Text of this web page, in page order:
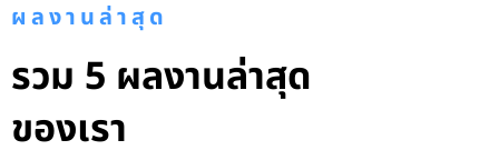
ผลงานล่าสุด
รวม 5 ผลงานล่าสุด
ของเรา